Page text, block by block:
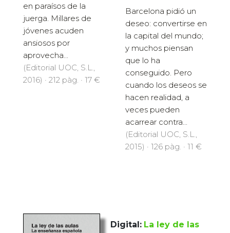
en paraísos de la
juerga. Millares de
jóvenes acuden
ansiosos por
aprovecha...
(Editorial UOC, S.L.,
2016) · 212 pàg. · 17 €
Barcelona pidió un
deseo: convertirse en
la capital del mundo;
y muchos piensan
que lo ha
conseguido. Pero
cuando los deseos se
hacen realidad, a
veces pueden
acarrear contra...
(Editorial UOC, S.L.,
2015) · 126 pàg. · 11 €
Digital: La ley de las